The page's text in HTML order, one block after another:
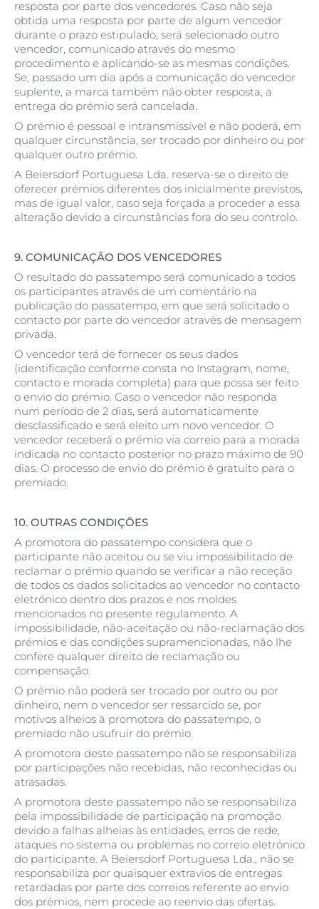
resposta por parte dos vencedores. Caso não seja
obtida uma resposta por parte de algum vencedor
durante o prazo estipulado, será selecionado outro
vencedor, comunicado através do mesmo
procedimento e aplicando-se as mesmas condições.
Se, passado um dia após a comunicação do vencedor
suplente, a marca também não obter resposta, a
entrega do prémio será cancelada.
O prémio é pessoal e intransmissível e não poderá, em
qualquer circunstância, ser trocado por dinheiro ou por
qualquer outro prémio.
A Beiersdorf Portuguesa Lda. reserva-se o direito de
oferecer prémios diferentes dos inicialmente previstos,
mas de igual valor, caso seja forçada a proceder a essa
alteração devido a circunstâncias fora do seu controlo.
9. COMUNICAÇÃO DOS VENCEDORES
O resultado do passatempo será comunicado a todos
os participantes através de um comentário na
publicação do passatempo, em que será solicitado o
contacto por parte do vencedor através de mensagem
privada.
O vencedor terá de fornecer os seus dados
(identificação conforme consta no Instagram, nome,
contacto e morada completa) para que possa ser feito
o envio do prémio. Caso o vencedor não responda
num período de 2 dias, será automaticamente
desclassificado e será eleito um novo vencedor. O
vencedor receberá o prémio via correio para a morada
indicada no contacto posterior no prazo máximo de 90
dias. O processo de envio do prémio é gratuito para o
premiado.
10. OUTRAS CONDIÇÕES
A promotora do passatempo considera que o
participante não aceitou ou se viu impossibilitado de
reclamar o prémio quando se verificar a não receção
de todos os dados solicitados ao vencedor no contacto
eletrónico dentro dos prazos e nos moldes
mencionados no presente regulamento. A
impossibilidade, não-aceitação ou não-reclamação dos
prémios e das condições supramencionadas, não lhe
confere qualquer direito de reclamação ou
compensação.
O prémio não poderá ser trocado por outro ou por
dinheiro, nem o vencedor ser ressarcido se, por
motivos alheios à promotora do passatempo, o
premiado não usufruir do prémio.
A promotora deste passatempo não se responsabiliza
por participações não recebidas, não reconhecidas ou
atrasadas.
A promotora deste passatempo não se responsabiliza
pela impossibilidade de participação na promoção
devido a falhas alheias às entidades, erros de rede,
ataques no sistema ou problemas no correio eletrónico
do participante. A Beiersdorf Portuguesa Lda., não se
responsabiliza por quaisquer extravios de entregas
retardadas por parte dos correios referente ao envio
dos prémios, nem procede ao reenvio das ofertas.